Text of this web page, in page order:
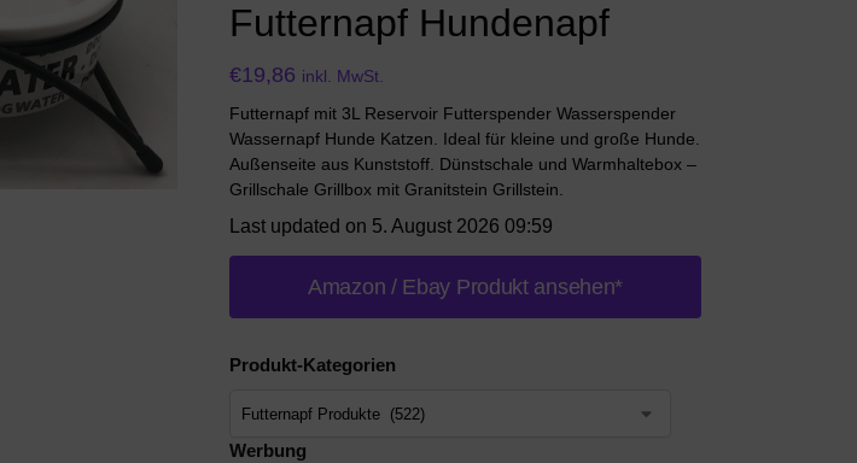
Futternapf Hundenapf
€19,86 inkl. MwSt.
Futternapf mit 3L Reservoir Futterspender Wasserspender
Wassernapf Hunde Katzen. Ideal für kleine und große Hunde.
Außenseite aus Kunststoff. Dünstschale und Warmhaltebox –
Grillschale Grillbox mit Granitstein Grillstein.
Last updated on 5. August 2026 09:59
Amazon / Ebay Produkt ansehen*
Produkt-Kategorien
Werbung